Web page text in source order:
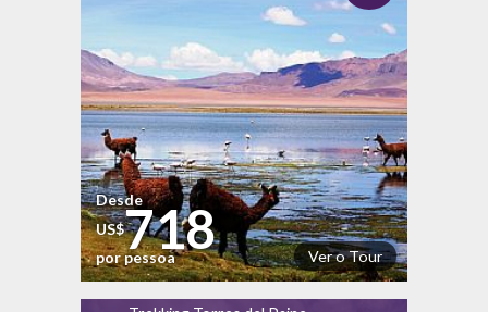
Ver o Tour
Desde
US$718
por pessoa